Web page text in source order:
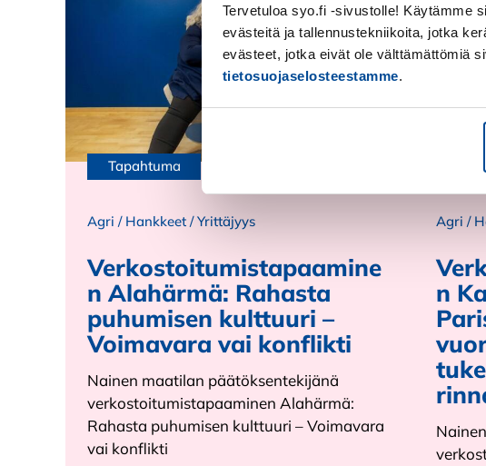
Tervetuloa syo.fi -sivustolle! Käytämme
evästeitä ja tallennustekniikoita, jotka
evästeet, jotka eivät ole välttämättömiä
tietosuojaselosteestamme.
Tapahtuma
Agri / Hankkeet /Yrittäjyys
Verkostoitumistapaamine
n Alahärmä: Rahasta
puhumisen kulttuuri ­–
Voimavara vai konflikti
Nainen maatilan päätöksentekijänä
verkostoitumistapaaminen Alahärmä:
Rahasta puhumisen kulttuuri ­– Voimavara
vai konflikti
Agri /
n